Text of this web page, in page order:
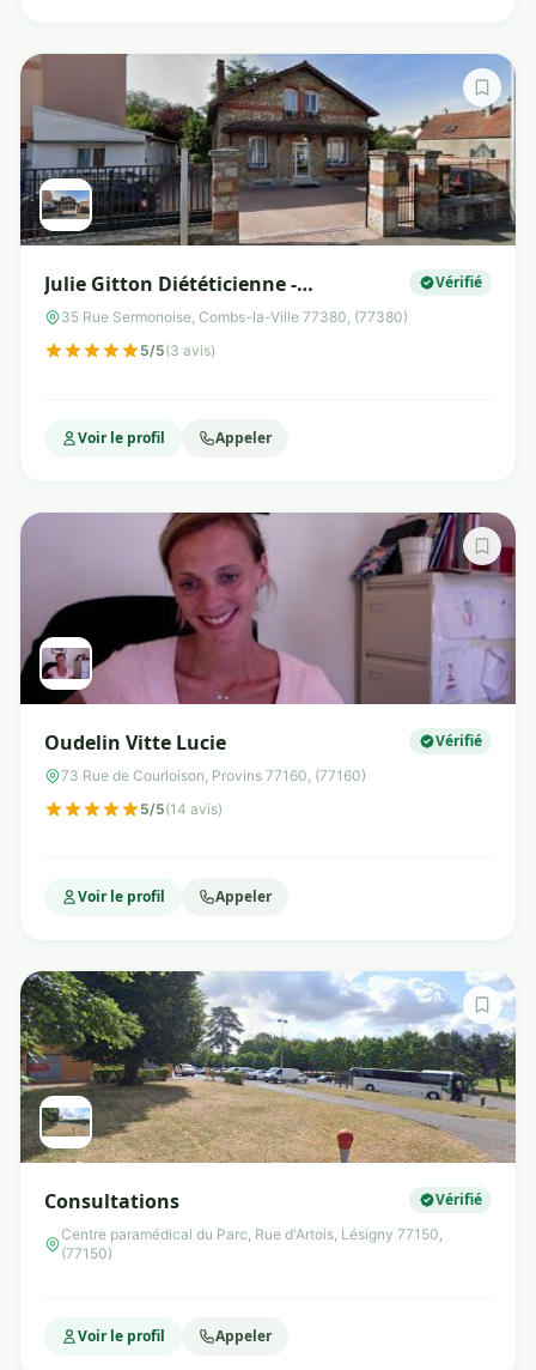
Julie Gitton Diététicienne -
Nutritionniste
Vérifié
35 Rue Sermonoise, Combs-la-Ville 77380, (77380)
5/5(3 avis)
Voir le profil Appeler
Oudelin Vitte Lucie Vérifié
73 Rue de Courloison, Provins 77160, (77160)
5/5(14 avis)
Voir le profil Appeler
Consultations Vérifié
Centre paramédical du Parc, Rue d'Artois, Lésigny 77150,
(77150)
Voir le profil Appeler